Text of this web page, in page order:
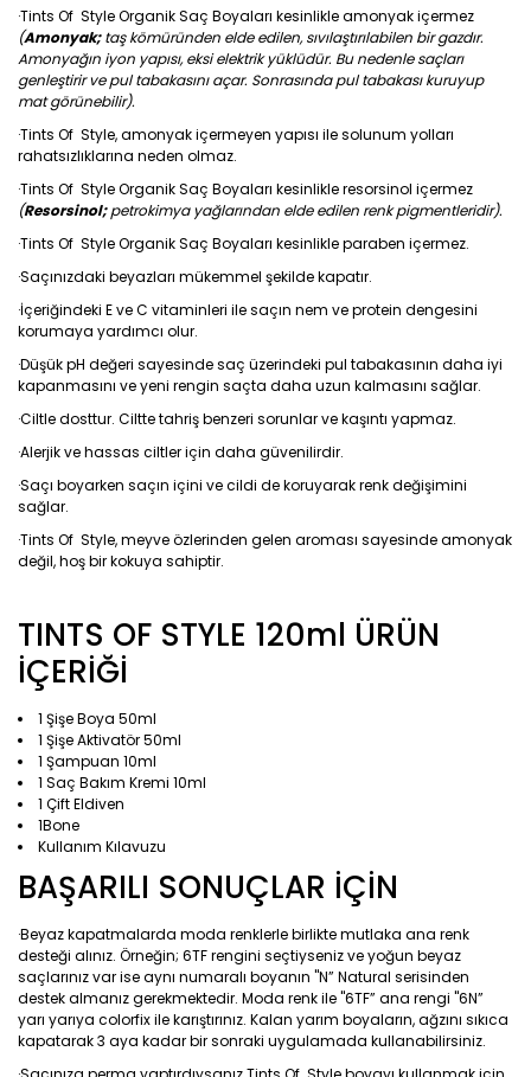
·Tints Of Style Organik Saç Boyaları kesinlikle amonyak içermez
(Amonyak;taş kömüründen elde edilen, sıvılaştırılabilen bir gazdır.
Amonyağın iyon yapısı, eksi elektrik yüklüdür. Bu nedenle saçları
genleştirir ve pul tabakasını açar. Sonrasında pul tabakası kuruyup
mat görünebilir).
·Tints Of Style, amonyak içermeyen yapısı ile solunum yolları
rahatsızlıklarına neden olmaz.
·Tints Of Style Organik Saç Boyaları kesinlikle resorsinol içermez
(Resorsinol;petrokimya yağlarından elde edilen renk pigmentleridir).
·Tints Of Style Organik Saç Boyaları kesinlikle paraben içermez.
·Saçınızdaki beyazları mükemmel şekilde kapatır.
·İçeriğindeki E ve C vitaminleri ile saçın nem ve protein dengesini
korumaya yardımcı olur.
·Düşük pH değeri sayesinde saç üzerindeki pul tabakasının daha iyi
kapanmasını ve yeni rengin saçta daha uzun kalmasını sağlar.
·Ciltle dosttur. Ciltte tahriş benzeri sorunlar ve kaşıntı yapmaz.
·Alerjik ve hassas ciltler için daha güvenilirdir.
·Saçı boyarken saçın içini ve cildi de koruyarak renk değişimini
sağlar.
·Tints Of Style, meyve özlerinden gelen aroması sayesinde amonyak
değil, hoş bir kokuya sahiptir.
TINTS OF STYLE 120ml ÜRÜN
İÇERİĞİ
1 Şişe Boya 50ml
1 Şişe Aktivatör 50ml
1 Şampuan 10ml
1 Saç Bakım Kremi 10ml
1 Çift Eldiven
1Bone
Kullanım Kılavuzu
BAŞARILI SONUÇLAR İÇİN
·Beyaz kapatmalarda moda renklerle birlikte mutlaka ana renk
desteği alınız. Örneğin; 6TF rengini seçtiyseniz ve yoğun beyaz
saçlarınız var ise aynı numaralı boyanın "N” Natural serisinden
destek almanız gerekmektedir. Moda renk ile "6TF” ana rengi "6N”
yarı yarıya colorfix ile karıştırınız. Kalan yarım boyaların, ağzını sıkıca
kapatarak 3 aya kadar bir sonraki uygulamada kullanabilirsiniz.